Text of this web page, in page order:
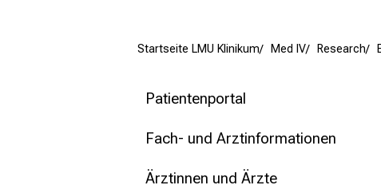
Startseite LMU Klinikum Med IV Research
Patientenportal
Fach- und Arztinformationen
Ärztinnen und Ärzte
begeistern – ganz
ohne Anmeldung.
mehr Informationen